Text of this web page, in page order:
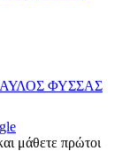
ΦΥΣΣΑΣ
μάθετε πρώτοι